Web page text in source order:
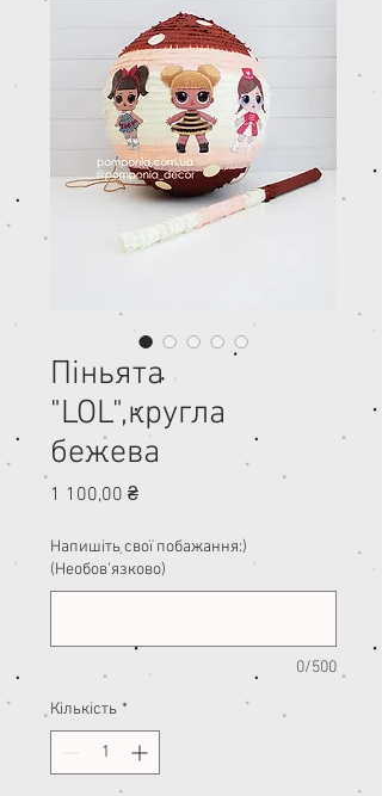
Піньята
"LOL",кругла
бежева
1 100,00 ₴Ціна
Напишіть свої побажання:)
(Необов'язково)
0/500
Кількість *